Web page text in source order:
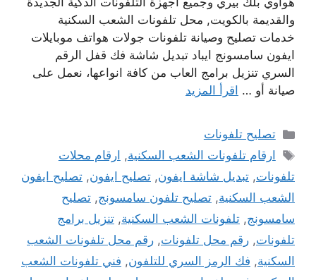
والقديمة بالكويت, محل تلفونات الشعب السكنية
خدمات تصليح وصيانة تلفونات جولات هواتف موبايلات
ايفون سامسونج ايباد تبديل شاشة فك قفل الرقم
السري تنزيل برامج العاب من كافة انواعها، نعمل على
صيانة أو … اقرأ المزيد
التصنيفات
تصليح تلفونات
الوسوم
ارقام تلفونات الشعب السكنية, ارقام محلات
تلفونات, تبديل شاشة ايفون, تصليح ايفون, تصليح ايفون
الشعب السكنية, تصليح تلفون سامسونج, تصليح
سامسونج, تلفونات الشعب السكنية, تنزيل برامج
تلفونات, رقم محل تلفونات, رقم محل تلفونات الشعب
السكنية, فك الرمز السري للتلفون, فني تلفونات الشعب